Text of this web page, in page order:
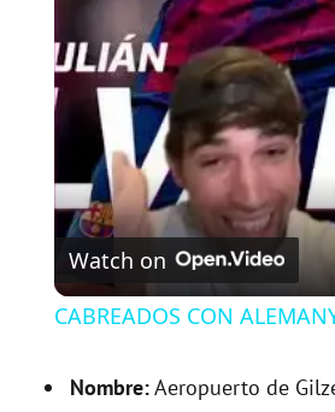
l
a
y
V
i
d
Watch on
CABREADOS CON
Nombre:Aeropuerto de